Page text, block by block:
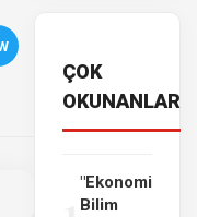
ÇOK
OKUNANLAR
"Ekonomi
Bilim